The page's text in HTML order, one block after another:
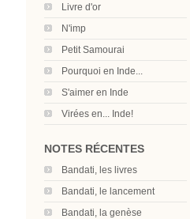
Livre d'or
N'imp
Petit Samourai
Pourquoi en Inde...
S'aimer en Inde
Virées en... Inde!
NOTES RÉCENTES
Bandati, les livres
Bandati, le lancement
Bandati, la genèse